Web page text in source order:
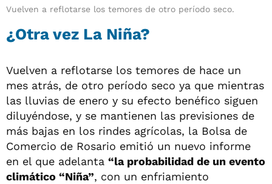
Vuelven a reflotarse los temores de otro período seco.
¿Otra vez La Niña?
Vuelven a reflotarse los temores de hace un
mes atrás, de otro período seco ya que mientras
las lluvias de enero y su efecto benéfico siguen
diluyéndose, y se mantienen las previsiones de
más bajas en los rindes agrícolas, la Bolsa de
Comercio de Rosario emitió un nuevo informe
en el que adelanta “la probabilidad de un evento
climático “Niña”, con un enfriamiento